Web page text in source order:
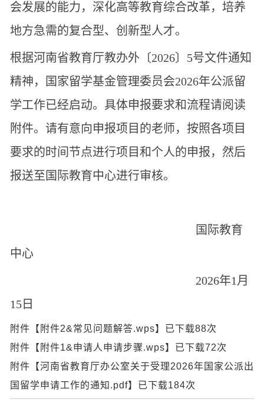
会发展的能力，深化高等教育综合改革，培养
地方急需的复合型、创新型人才。
根据河南省教育厅教办外〔2026〕5号文件通知
精神，国家留学基金管理委员会2026年公派留
学工作已经启动。具体申报要求和流程请阅读
附件。请有意向申报项目的老师，按照各项目
要求的时间节点进行项目和个人的申报，然后
报送至国际教育中心进行审核。
国际教育
中心
2026年1月
15日
附件【 附件2&常见问题解答.wps】已下载88次
附件【 附件1&申请人申请步骤.wps】已下载72次
附件【河南省教育厅办公室关于受理2026年国家公派出
国留学申请工作的通知.pdf】已下载184次